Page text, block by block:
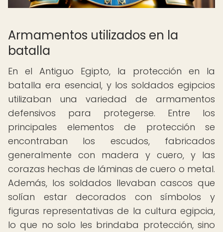
Armamentos utilizados en la
batalla
En el Antiguo Egipto, la protección en la
batalla era esencial, y los soldados egipcios
utilizaban una variedad de armamentos
defensivos para protegerse. Entre los
principales elementos de protección se
encontraban los escudos, fabricados
generalmente con madera y cuero, y las
corazas hechas de láminas de cuero o metal.
Además, los soldados llevaban cascos que
solían estar decorados con símbolos y
figuras representativas de la cultura egipcia,
lo que no solo les brindaba protección, sino